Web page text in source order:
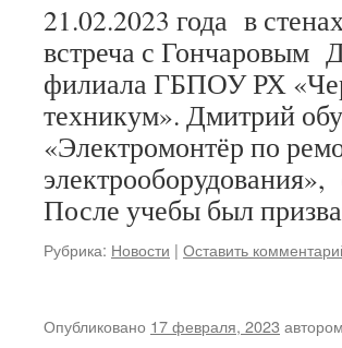
21.02.2023 года в
встреча с Гончаровым
филиала ГБПОУ РХ
техникум». Дмитрий
«Электромонтёр по
После учебы был
Рубрика: Новости | Оставить
Опубликовано 17 февраля, 2023 автором